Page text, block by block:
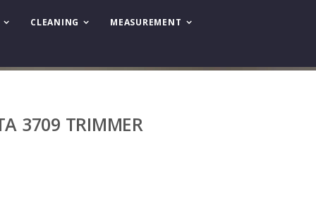
CLEANING MEASUREMENT
3709 TRIMMER